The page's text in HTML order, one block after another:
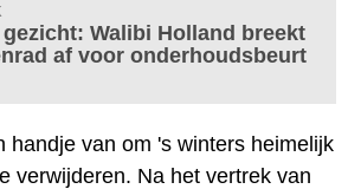
gezicht: Walibi Holland breekt
af voor onderhoudsbeurt
handje van om 's winters heimelijk
verwijderen. Na het vertrek van